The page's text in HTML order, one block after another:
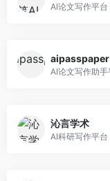
aipasspaper
沁言学术